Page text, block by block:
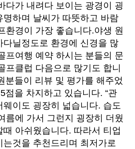
다가 내려다 보이는 광경이 굉
명하며 날씨가 따뜻하고 바람
환경이 가장 좋습니다.야생 원
다닐정도로 환경에 신경을 많
프여행 예약 하시는 분들의 문
프클럽 다음으로 많기도 합니
분들이 리뷰 및 평가를 해주었
점을 차지하고 있습니다. “관
웨이도 굉장히 넓습니다. 습도
름에 가서 그런지 굉장히 더웠
아쉬웠습니다. 따라서 티업
는것을 추천드리며 최저가로